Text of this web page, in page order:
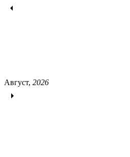
Август, 2026